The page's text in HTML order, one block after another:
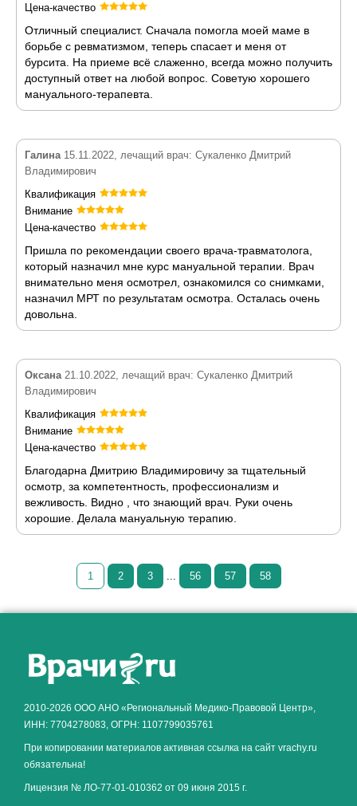
Цена-качество
Отличный специалист. Сначала помогла моей маме в
борьбе с ревматизмом, теперь спасает и меня от
бурсита. На приеме всё слаженно, всегда можно получить
доступный ответ на любой вопрос. Советую хорошего
мануального-терапевта.
Галина 15.11.2022, лечащий врач: Сукаленко Дмитрий
Владимирович
Квалификация
Внимание
Цена-качество
Пришла по рекомендации своего врача-травматолога,
который назначил мне курс мануальной терапии. Врач
внимательно меня осмотрел, ознакомился со снимками,
назначил МРТ по результатам осмотра. Осталась очень
довольна.
Оксана 21.10.2022, лечащий врач: Сукаленко Дмитрий
Владимирович
Квалификация
Внимание
Цена-качество
Благодарна Дмитрию Владимировичу за тщательный
осмотр, за компетентность, профессионализм и
вежливость. Видно , что знающий врач. Руки очень
хорошие. Делала мануальную терапию.
1 2 3 56 57 58
2010-2026 ООО АНО «Региональный Медико-Правовой Центр»,
ИНН: 7704278083, ОГРН: 1107799035761
При копировании материалов активная ссылка на сайт vrachy.ru
обязательна!
Лицензия № ЛО-77-01-010362 от 09 июня 2015 г.